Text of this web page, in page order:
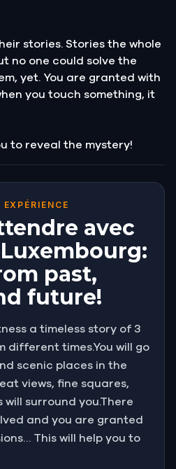
stories. Stories the whole
no one could solve the
yet. You are granted with
you touch something, it
to reveal the mystery!
avec
past,
future!
a timeless story of 3
different times.You will go
scenic places in the
views, fine squares,
surround you.There
and you are granted
This will help you to